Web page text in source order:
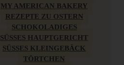
MY AMERICAN BAKERY
REZEPTE ZU OSTERN
SCHOKOLADIGES
SÜSSES HAUPTGERICHT
SÜSSES KLEINGEBÄCK
TÖRTCHEN